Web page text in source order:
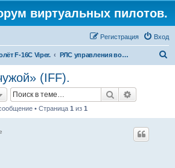
виртуальных пилотов.
Вход
Регистрация
F-16C Viper. РЛС управления вооружением APG-68.
(IFF).
Поиск
• Страница 1 из 1